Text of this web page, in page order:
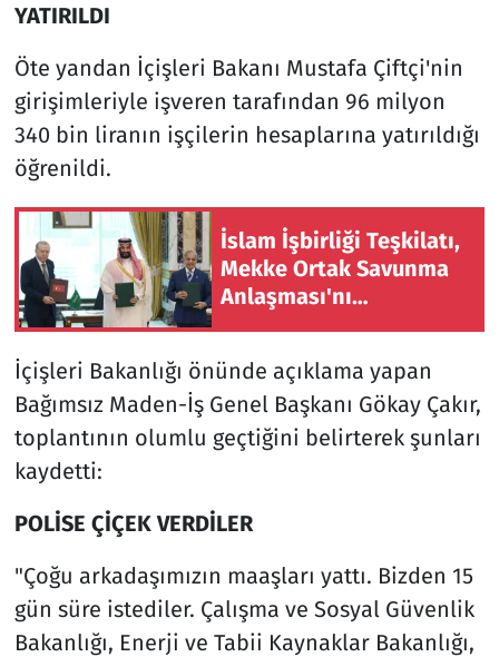
YATIRILDI
Öte yandan İçişleri Bakanı Mustafa Çiftçi'nin
girişimleriyle işveren tarafından 96 milyon
340 bin liranın işçilerin hesaplarına yatırıldığı
öğrenildi.
İslam İşbirliği Teşkilatı,
Mekke Ortak Savunma
Anlaşması'nı
İçişleri Bakanlığı önünde açıklama yapan
Bağımsız Maden-İş Genel Başkanı Gökay Çakır,
toplantının olumlu geçtiğini belirterek şunları
kaydetti:
POLİSE ÇİÇEK VERDİLER
"Çoğu arkadaşımızın maaşları yattı. Bizden 15
gün süre istediler. Çalışma ve Sosyal Güvenlik
Bakanlığı, Enerji ve Tabii Kaynaklar Bakanlığı,